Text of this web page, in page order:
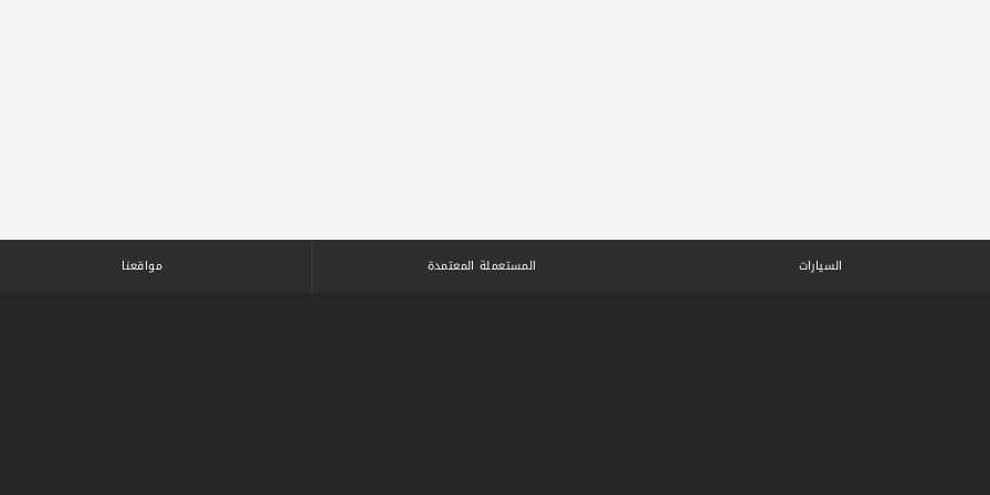
السيارات المستعملة المعتمدة مواقعنا